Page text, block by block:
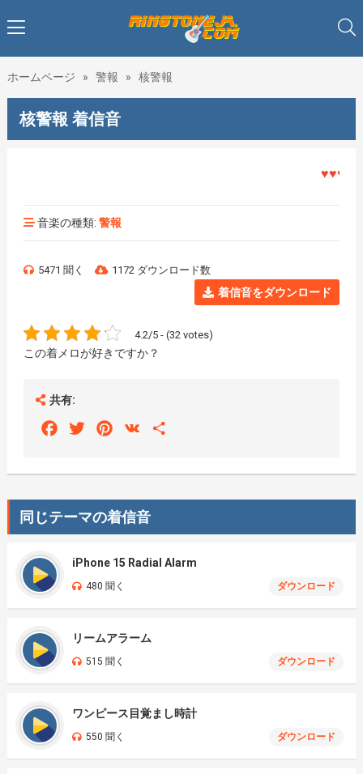
ホームページ » 警報 » 核警報
核警報 着信音
♥♥♥着メ
音楽の種類: 警報
5471 聞く 1172 ダウンロード数
着信音をダウンロード
4.2/5 - (32 votes)
この着メロが好きですか？
共有:
FacebookTwitterPinterest
VK
同じテーマの着信音
iPhone 15 Radial Alarm
480 聞く ダウンロード
リームアラーム
515 聞く ダウンロード
ワンピース目覚まし時計
550 聞く ダウンロード